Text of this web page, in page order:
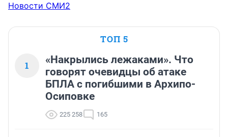
Новости СМИ2
ТОП 5
1
«Накрылись лежаками». Что
говорят очевидцы об атаке
БПЛА с погибшими в Архипо-
Осиповке
225 258 165